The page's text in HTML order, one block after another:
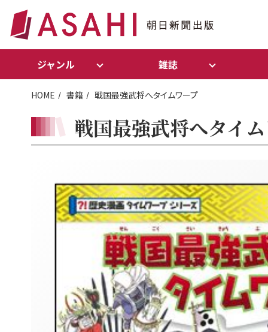
ジャンル 雑誌
HOME 書籍 戦国最強武将へタイムワープ
戦国最強武将へタイ